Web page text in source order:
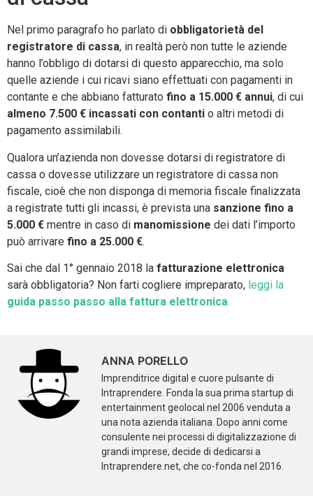
Nel primo paragrafo ho parlato di obbligatorietà del
registratore di cassa, in realtà però non tutte le aziende
hanno l’obbligo di dotarsi di questo apparecchio, ma solo
quelle aziende i cui ricavi siano effettuati con pagamenti in
contante e che abbiano fatturato fino a 15.000 € annui, di cui
almeno 7.500 € incassati con contanti o altri metodi di
pagamento assimilabili.
Qualora un’azienda non dovesse dotarsi di registratore di
cassa o dovesse utilizzare un registratore di cassa non
fiscale, cioè che non disponga di memoria fiscale finalizzata
a registrate tutti gli incassi, è prevista una sanzione fino a
5.000 € mentre in caso di manomissione dei dati l’importo
può arrivare fino a 25.000 €.
Sai che dal 1° gennaio 2018 la fatturazione elettronica
sarà obbligatoria? Non farti cogliere impreparato, leggi la
guida passo passo alla fattura elettronica.
ANNA PORELLO
Imprenditrice digital e cuore pulsante di
Intraprendere. Fonda la sua prima startup di
entertainment geolocal nel 2006 venduta a
una nota azienda italiana. Dopo anni come
consulente nei processi di digitalizzazione di
grandi imprese, decide di dedicarsi a
Intraprendere.net, che co-fonda nel 2016.